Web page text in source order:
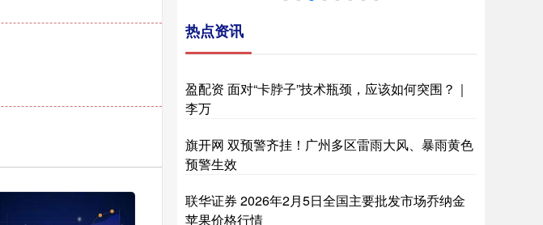
热点资讯
盈配资 面对“卡脖子”技术瓶颈，应该如何突围？｜
李万
旗开网 双预警齐挂！广州多区雷雨大风、暴雨黄色
预警生效
联华证券 2026年2月5日全国主要批发市场乔纳金
苹果价格行情